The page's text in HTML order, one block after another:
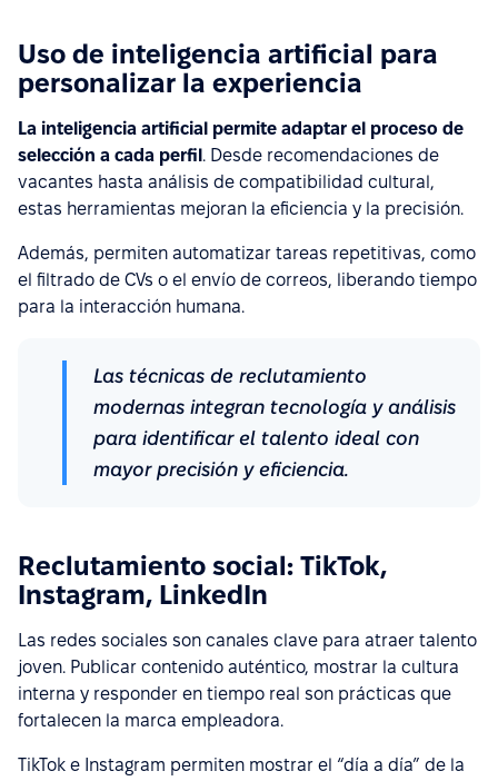
Uso de inteligencia artificial para
personalizar la experiencia
La inteligencia artificial permite adaptar el proceso de
selección a cada perfil. Desde recomendaciones de
vacantes hasta análisis de compatibilidad cultural,
estas herramientas mejoran la eficiencia y la precisión.
Además, permiten automatizar tareas repetitivas, como
el filtrado de CVs o el envío de correos, liberando tiempo
para la interacción humana.
Las técnicas de reclutamiento
modernas integran tecnología y análisis
para identificar el talento ideal con
mayor precisión y eficiencia.
Reclutamiento social: TikTok,
Instagram, LinkedIn
Las redes sociales son canales clave para atraer talento
joven. Publicar contenido auténtico, mostrar la cultura
interna y responder en tiempo real son prácticas que
fortalecen la marca empleadora.
TikTok e Instagram permiten mostrar el “día a día” de la